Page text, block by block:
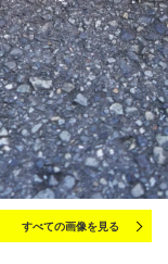
すべての画像を見る